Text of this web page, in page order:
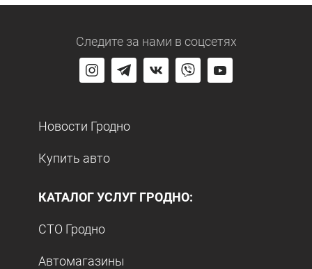
Следите за нами в соцсетях
Новости Гродно
Купить авто
КАТАЛОГ УСЛУГ ГРОДНО:
СТО Гродно
Автомагазины